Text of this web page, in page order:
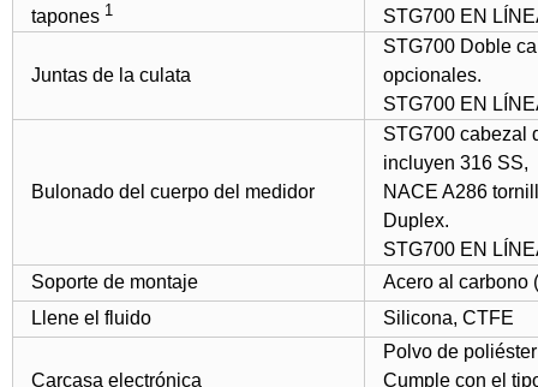
tapones 1
STG700 EN
Juntas de la culata
STG700 Doble
opcionales.
STG700 EN
Bulonado del cuerpo del medidor
STG700 cabezal
incluyen 316 SS,
NACE A286
Duplex.
STG700 EN
Soporte de montaje
Acero al carbono
Llene el fluido
Silicona, CTFE
Carcasa electrónica
Polvo de
Cumple con el